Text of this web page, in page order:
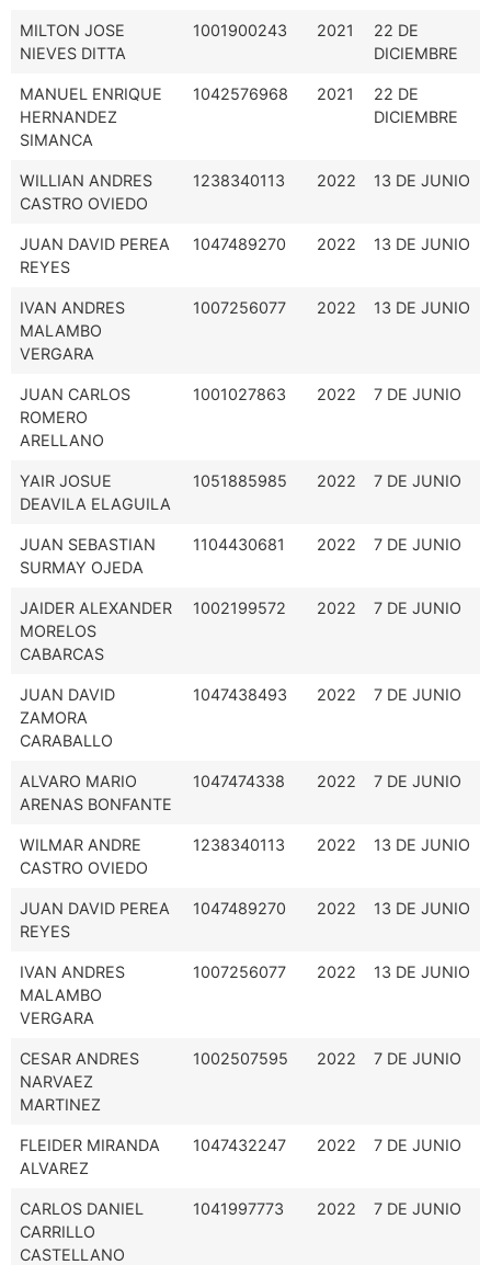
MILTON JOSE
NIEVES DITTA
1001900243 2021
22 DE
DICIEMBRE
MANUEL ENRIQUE
HERNANDEZ
SIMANCA
1042576968 2021
22 DE
DICIEMBRE
WILLIAN ANDRES
CASTRO OVIEDO
1238340113 2022 13 DE JUNIO
JUAN DAVID PEREA
REYES
1047489270 2022 13 DE JUNIO
IVAN ANDRES
MALAMBO
VERGARA
1007256077 2022 13 DE JUNIO
JUAN CARLOS
ROMERO
ARELLANO
1001027863 2022 7 DE JUNIO
YAIR JOSUE
DEAVILA ELAGUILA
1051885985 2022 7 DE JUNIO
JUAN SEBASTIAN
SURMAY OJEDA
1104430681 2022 7 DE JUNIO
JAIDER ALEXANDER
MORELOS
CABARCAS
1002199572 2022 7 DE JUNIO
JUAN DAVID
ZAMORA
CARABALLO
1047438493 2022 7 DE JUNIO
ALVARO MARIO
ARENAS BONFANTE
1047474338 2022 7 DE JUNIO
WILMAR ANDRE
CASTRO OVIEDO
1238340113 2022 13 DE JUNIO
JUAN DAVID PEREA
REYES
1047489270 2022 13 DE JUNIO
IVAN ANDRES
MALAMBO
VERGARA
1007256077 2022 13 DE JUNIO
CESAR ANDRES
NARVAEZ
MARTINEZ
1002507595 2022 7 DE JUNIO
FLEIDER MIRANDA
ALVAREZ
1047432247 2022 7 DE JUNIO
CARLOS DANIEL
CARRILLO
CASTELLANO
1041997773 2022 7 DE JUNIO